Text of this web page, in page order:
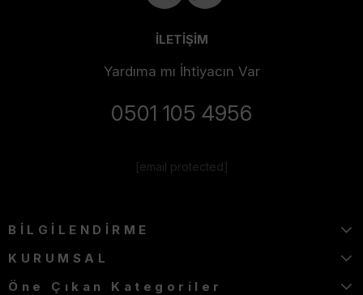
İLETİŞİM
Yardıma mı İhtiyacın Var
0501 105 4956
[email protected]
BİLGİLENDİRME
KURUMSAL
Öne Çıkan Kategoriler